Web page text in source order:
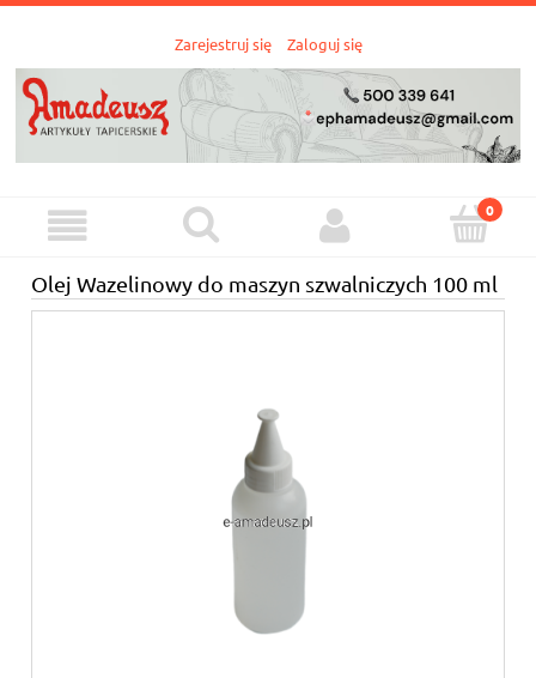
Zarejestruj się Zaloguj się
Olej Wazelinowy do maszyn szwalniczych 100 ml